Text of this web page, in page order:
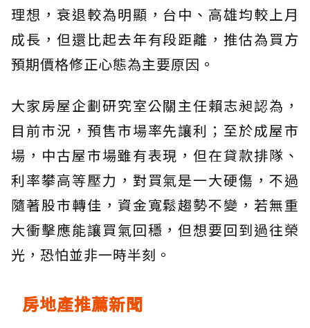
理想，衰退較為明顯，台中、高雄均較上月
成長，但還比起去年有段距離，推估為買方
預期價格修正心態為主要原因。
大家房屋企劃研究室公關主任賴志昶認為，
目前市況，預售市場率先讓利；至於成屋市
場，中古屋市場雖有表現，但在貸款排隊、
利率攀高等壓力，對買氣是一大硬傷，不過
隨著股市轉佳，資金寬鬆趨勢不變，若無重
大衝擊應能讓買氣回穩，但想要回到過往榮
光，恐怕並非一時半刻。
房地產推薦新聞